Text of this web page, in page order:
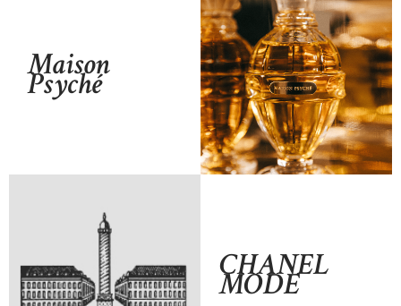
Maison
Psyché
CHANEL
MODE